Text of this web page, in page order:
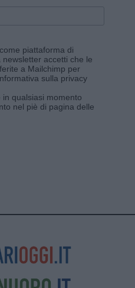
piattaforma di
accetti che le
a Mailchimp per
sulla privacy
qualsiasi momento
nel piè di pagina delle